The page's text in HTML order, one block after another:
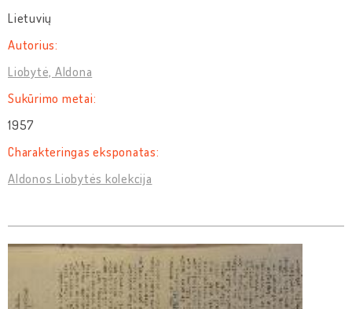
Lietuvių
Autorius:
Liobytė, Aldona
Sukūrimo metai:
1957
Charakteringas eksponatas:
Aldonos Liobytės kolekcija